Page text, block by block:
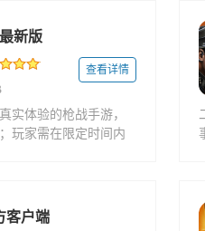
新版
查看详情
实体验的枪战手游，
玩家需在限定时间内
客户端